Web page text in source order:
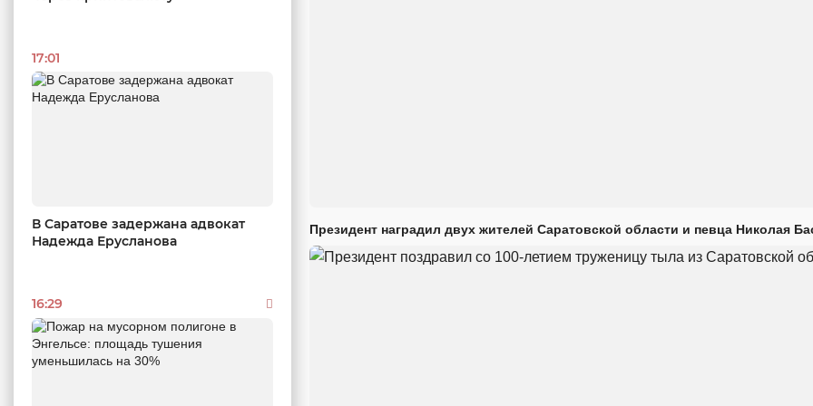
17:01
В Саратове задержана адвокат
Надежда Ерусланова
16:29
Президент наградил двух жителей Саратовской области и певца Николая